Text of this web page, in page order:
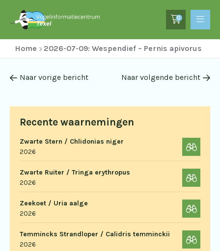
0
Home 2026-07-09: Wespendief – Pernis apivorus
Recente waarnemingen
Zwarte Stern / Chlidonias niger
2026
Zwarte Ruiter / Tringa erythropus
2026
Zeekoet / Uria aalge
2026
Temmincks Strandloper / Calidris temminckii
2026
Naar vorige bericht Naar volgende bericht